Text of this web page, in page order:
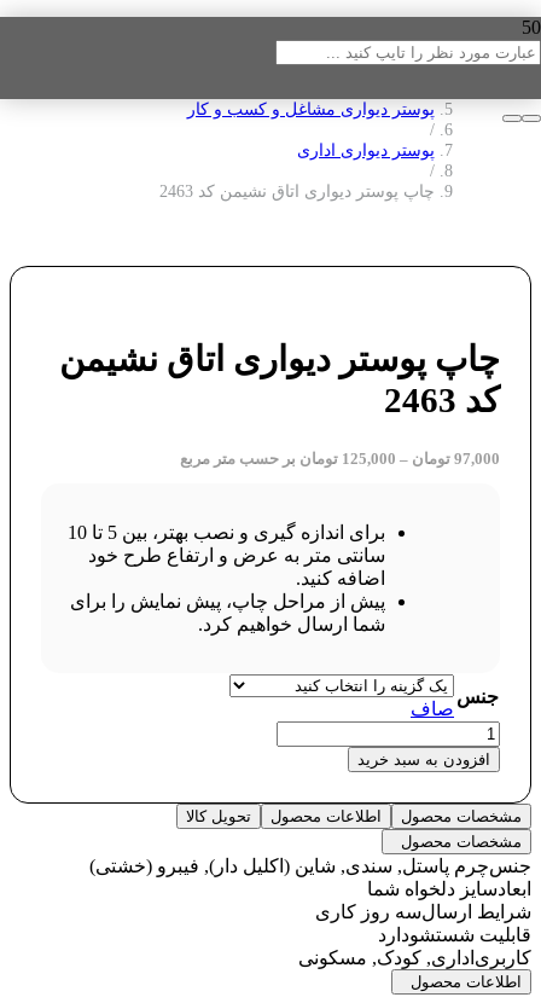
/
پوستر دیواری
پوستر دیواری مشاغل و کسب و کار
/
پوستر دیواری اداری
/
چاپ پوستر دیواری اتاق نشیمن کد 2463
چاپ پوستر دیواری اتاق نشیمن
کد 2463
97,000 تومان –
125,000 تومان بر حسب متر مربع
برای اندازه گیری و نصب بهتر، بین 5 تا 10
سانتی متر به عرض و ارتفاع طرح خود
اضافه کنید.
پیش از مراحل چاپ، پیش نمایش را برای
شما ارسال خواهیم کرد.
جنس
صاف
چاپ
پوستر
دیواری
اتاق
نشیمن
کد
2463
عدد
افزودن به سبد خرید
مشخصات محصول اطلاعات محصول
تحویل کالا
مشخصات محصول
جنسچرم پاستل, سندی, شاین (اکلیل دار), فیبرو (خشتی)
ابعادسایز دلخواه شما
شرایط ارسالسه روز کاری
قابلیت شستشودارد
کاربری اداری, کودک, مسکونی
اطلاعات محصول